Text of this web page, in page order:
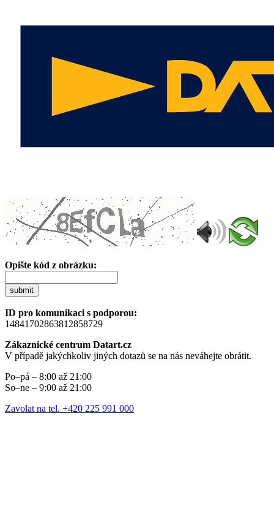
Opište kód z obrázku:
submit
ID pro komunikaci s podporou:
14841702863812858729
Zákaznické centrum Datart.cz
V případě jakýchkoliv jiných dotazů se na nás neváhejte obrátit.
Po–pá – 8:00 až 21:00
So–ne – 9:00 až 21:00
Zavolat na tel. +420 225 991 000